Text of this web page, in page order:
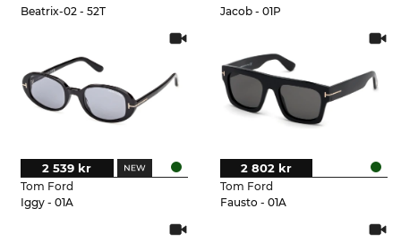
Beatrix-02 - 52T
Jacob - 01P
Tom Ford
Iggy - 01A
2 539 kr
Tom Ford
Fausto - 01A
2 802 kr